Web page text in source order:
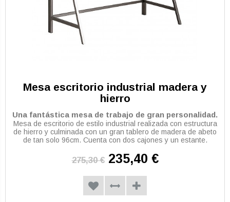
Mesa escritorio industrial madera y
hierro
Una fantástica mesa de trabajo de gran personalidad.
Mesa de escritorio de estilo industrial realizada con estructura
de hierro y culminada con un gran tablero de madera de abeto
de tan solo 96cm. Cuenta con dos cajones y un estante.
275,30 € 235,40 €